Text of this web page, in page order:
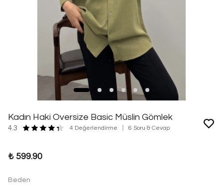
Kadın Haki Oversize Basic Müslin Gömlek
4.3 4 Değerlendirme 6 Soru & Cevap
₺ 599.90
Beden